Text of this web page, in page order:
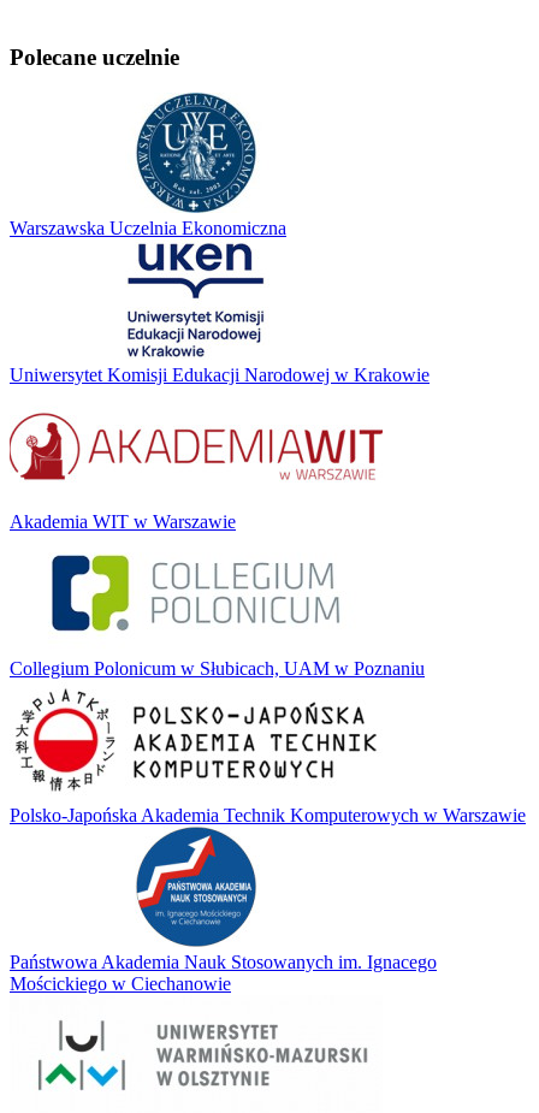
Polecane uczelnie
Warszawska Uczelnia Ekonomiczna
Uniwersytet Komisji Edukacji Narodowej w Krakowie
Akademia WIT w Warszawie
Collegium Polonicum w Słubicach, UAM w Poznaniu
Polsko-Japońska Akademia Technik Komputerowych w Warszawie
Państwowa Akademia Nauk Stosowanych im. Ignacego
Mościckiego w Ciechanowie